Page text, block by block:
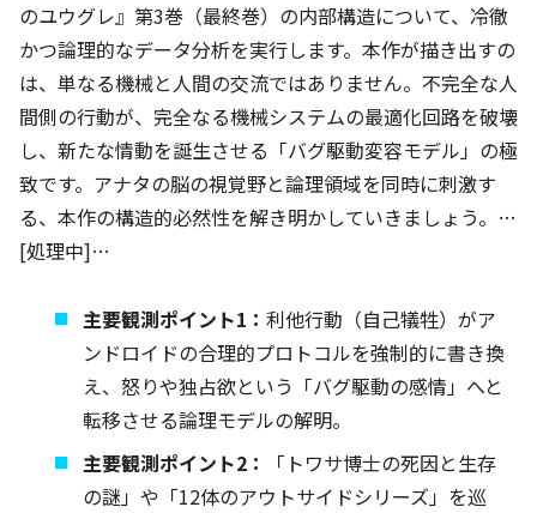
のユウグレ』第3巻（最終巻）の内部構造について、冷徹
かつ論理的なデータ分析を実行します。本作が描き出すの
は、単なる機械と人間の交流ではありません。不完全な人
間側の行動が、完全なる機械システムの最適化回路を破壊
し、新たな情動を誕生させる「バグ駆動変容モデル」の極
致です。アナタの脳の視覚野と論理領域を同時に刺激す
る、本作の構造的必然性を解き明かしていきましょう。…
[処理中]…
主要観測ポイント1：利他行動（自己犠牲）がア
ンドロイドの合理的プロトコルを強制的に書き換
え、怒りや独占欲という「バグ駆動の感情」へと
転移させる論理モデルの解明。
主要観測ポイント2：
「トワサ博士の死因と生存
の謎」や「12体のアウトサイドシリーズ」を巡